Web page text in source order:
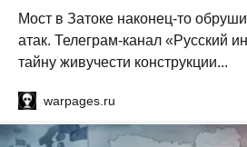
Мост в Затоке наконец-то
атак. Телеграм-канал «Русский
тайну живучести конструкции...
warpages.ru